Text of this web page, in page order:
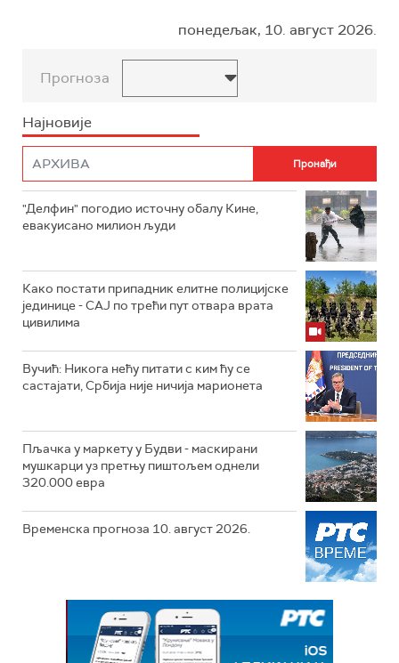
понедељак, 10. август 2026.
Прогноза
Најновије
"Делфин" погодио источну обалу Кине,
евакуисано милион људи
Како постати припадник елитне полицијске
јединице - СAJ по трећи пут отвара врата
цивилима
Вучић: Никога нећу питати с ким ћу се
састајати, Србија није ничија марионета
Пљачка у маркету у Будви - маскирани
мушкарци уз претњу пиштољем однели
320.000 евра
Временска прогноза 10. август 2026.